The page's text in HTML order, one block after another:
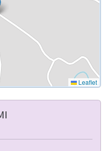
Leaflet